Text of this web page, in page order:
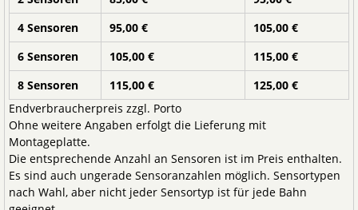
4 Sensoren
95,00 €
105,00 €
6 Sensoren
105,00 €
115,00 €
8 Sensoren
115,00 €
125,00 €
Endverbraucherpreis zzgl. Porto
Ohne weitere Angaben erfolgt die Lieferung mit
Montageplatte.
Die entsprechende Anzahl an Sensoren ist im Preis enthalten.
Es sind auch ungerade Sensoranzahlen möglich. Sensortypen
nach Wahl, aber nicht jeder Sensortyp ist für jede Bahn